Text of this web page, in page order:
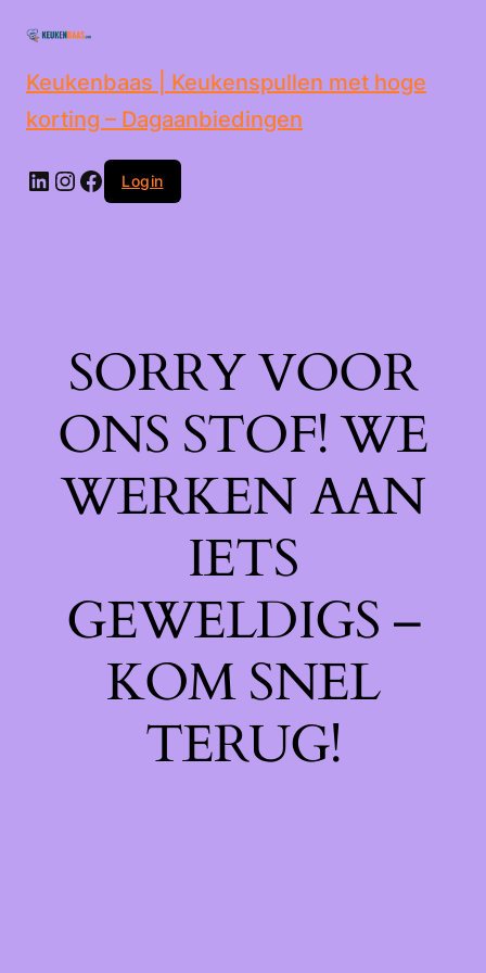
inhoud
Keukenbaas | Keukenspullen met hoge
korting – Dagaanbiedingen
Login
SORRY VOOR
ONS STOF! WE
WERKEN AAN
IETS
GEWELDIGS –
KOM SNEL
TERUG!